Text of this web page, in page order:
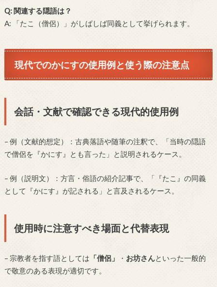
Q: 関連する隠語は？
A: 「たこ（僧侶）」がしばしば同義として挙げられます。
現代でのかにすの使用例と使う際の注意点
会話・文献で確認できる現代的使用例
– 例（文献的想定）：古典落語や随筆の注釈で、「当時の隠語
で僧侶を『かにす』とも言った」と説明されるケース。
– 例（説明文）：方言・俗語の紹介記事で、「『たこ』の同義
として『かにす』が記される」と言及されるケース。
使用時に注意すべき場面と代替表現
– 宗教者を指す語としては 「僧侶」 ・ お坊さんといった一般的
で敬意のある表現が適切です。